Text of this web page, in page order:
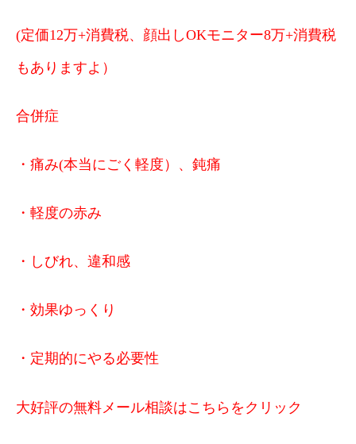
(定価12万+消費税、顔出しOKモニター8万+消費税
もありますよ）
合併症
・痛み(本当にごく軽度）、鈍痛
・軽度の赤み
・しびれ、違和感
・効果ゆっくり
・定期的にやる必要性
大好評の無料メール相談はこちらをクリック